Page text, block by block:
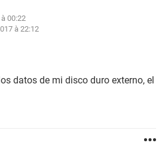
00:22
à 22:12
datos de mi disco duro externo, el